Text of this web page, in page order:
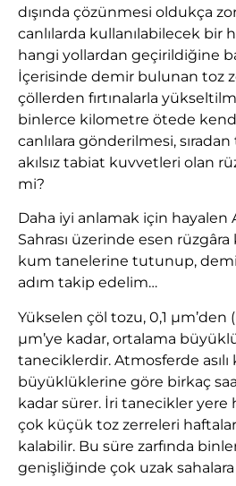
dışında çözünmesi oldukça
canlılarda kullanılabilecek bir
hangi yollardan geçirildiğine
İçerisinde demir bulunan toz
çöllerden fırtınalarla
binlerce kilometre ötede
canlılara gönderilmesi,
akılsız tabiat kuvvetleri olan
mi?
Daha iyi anlamak için hayalen
Sahrası üzerinde esen rüzgâra
kum tanelerine tutunup,
adım takip edelim…
Yükselen çöl tozu, 0,1 µm’den
µm’ye kadar, ortalama
taneciklerdir. Atmosferde
büyüklüklerine göre birkaç
kadar sürer. İri tanecikler yere
çok küçük toz zerreleri
kalabilir. Bu süre zarfında
genişliğinde çok uzak sahalara